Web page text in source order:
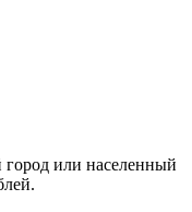
или населенный